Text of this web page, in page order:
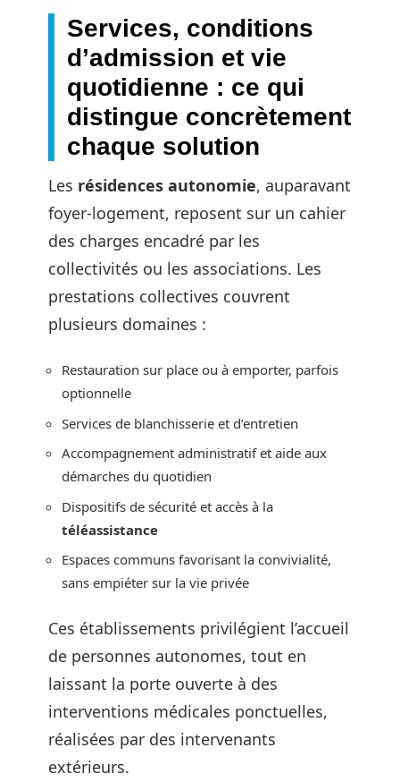
Services, conditions
d’admission et vie
quotidienne : ce qui
distingue concrètement
chaque solution
Les résidences autonomie, auparavant
foyer-logement, reposent sur un cahier
des charges encadré par les
collectivités ou les associations. Les
prestations collectives couvrent
plusieurs domaines :
Restauration sur place ou à emporter, parfois
optionnelle
Services de blanchisserie et d’entretien
Accompagnement administratif et aide aux
démarches du quotidien
Dispositifs de sécurité et accès à la
téléassistance
Espaces communs favorisant la convivialité,
sans empiéter sur la vie privée
Ces établissements privilégient l’accueil
de personnes autonomes, tout en
laissant la porte ouverte à des
interventions médicales ponctuelles,
réalisées par des intervenants
extérieurs.